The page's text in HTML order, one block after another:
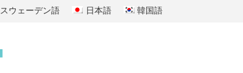
スウェーデン語 日本語 韓国語